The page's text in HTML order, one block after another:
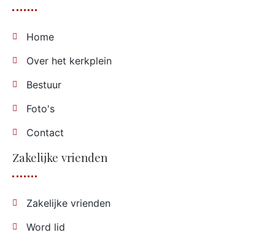
Home
Over het kerkplein
Bestuur
Foto's
Contact
Zakelijke vrienden
Zakelijke vrienden
Word lid